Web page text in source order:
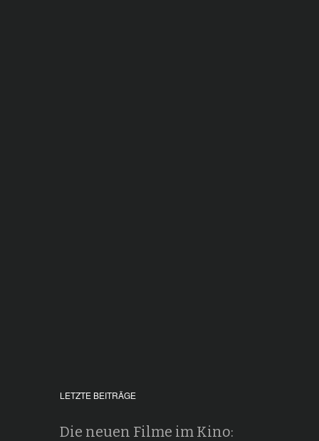
LETZTE BEITRÄGE
Die neuen Filme im Kino: